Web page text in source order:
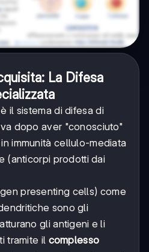
La Difesa
è il sistema di difesa di
dopo aver "conosciuto"
immunità cellulo-mediata
(anticorpi prodotti dai
presenting cells) come
sono gli
gli antigeni e li
tramite il complesso